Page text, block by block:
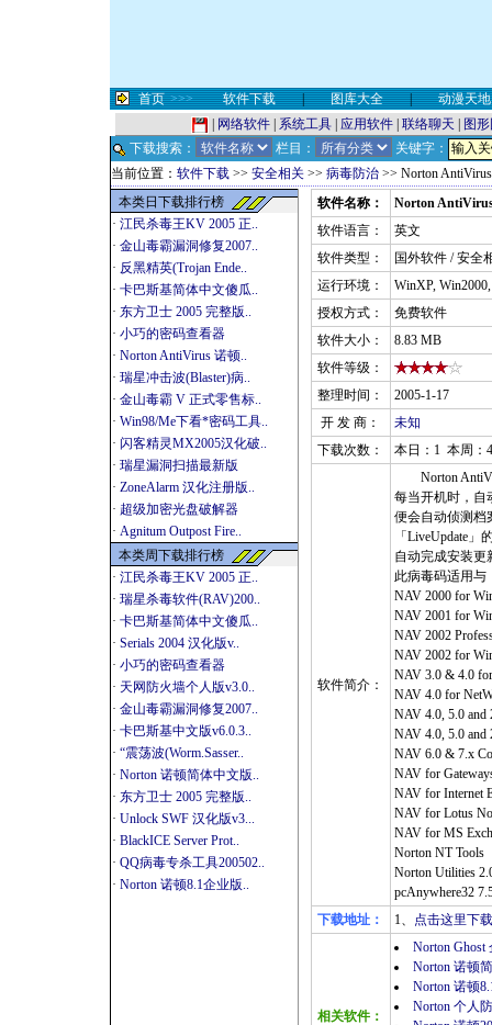
首页 >>> 软件下载 | 图库大全 |
动漫天地
网络软件 系统工具 应用软件 联络聊天
图
下载搜索：
栏目：
关键字：
当前位置： 软件下载 >> 安全相关 >> 病毒防治 >> Norton
本类日下载排行榜
· 江民杀毒王KV 2005 正..
· 金山毒霸漏洞修复2007..
· 反黑精英(Trojan Ende..
· 卡巴斯基简体中文傻瓜..
· 东方卫士 2005 完整版..
· 小巧的密码查看器
· Norton AntiVirus 诺顿..
· 瑞星冲击波(Blaster)病..
· 金山毒霸 V 正式零售标..
· Win98/Me下看*密码工具..
· 闪客精灵MX2005汉化破..
· 瑞星漏洞扫描最新版
· ZoneAlarm 汉化注册版..
· 超级加密光盘破解器
· Agnitum Outpost Fire..
本类周下载排行榜
· 江民杀毒王KV 2005 正..
· 瑞星杀毒软件(RAV)200..
· 卡巴斯基简体中文傻瓜..
· Serials 2004 汉化版v..
· 小巧的密码查看器
· 天网防火墙个人版v3.0..
· 金山毒霸漏洞修复2007..
· 卡巴斯基中文版v6.0.3..
· “震荡波(Worm.Sasser..
· Norton 诺顿简体中文版..
· 东方卫士 2005 完整版..
· Unlock SWF 汉化版v3...
· BlackICE Server Prot..
· QQ病毒专杀工具200502..
· Norton 诺顿8.1企业版..
软件名称：
Norton
软件语言：
英文
软件类型：
国外软件 / 安全
运行环境：
WinXP,
授权方式：
免费软件
软件大小：
8.83 MB
软件等级：
整理时间：
2005-1-17
开 发 商：
未知
下载次数：
本日：1 本周：
软件简介：
Norton
每当开机时，自
便会自动侦测档
「LiveUpdate
自动完成安装更
此病毒码适用与
NAV 2000 for
NAV 2001 for
NAV 2002
NAV 2002 for
NAV 3.0 & 4.0
NAV 4.0 for
NAV 4.0, 5.0 and
NAV 4.0, 5.0 and
NAV 6.0 & 7.x
NAV for
NAV for Internet
NAV for Lotus
NAV for MS
Norton NT Tools
Norton Utilities
pcAnywhere32
下载地址：
1、 点击这里下
相关软件：
Norton Ghost
Norton 诺顿
Norton 诺顿
Norton 个人